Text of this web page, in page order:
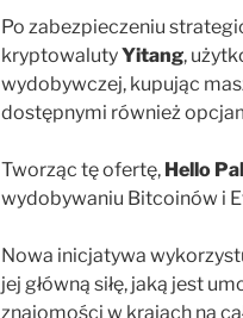
Po zabezpieczeniu
kryptowalutyYitang,
wydobywczej, kupując
dostępnymi również
Tworząc tę ofertę, Hello Pal
wydobywaniu Bitcoinów i
Nowa inicjatywa
jej główną siłę, jaką jest
znajomości w krajach na